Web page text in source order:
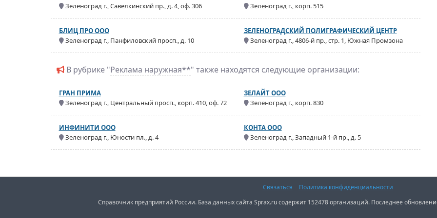
Зеленоград г., Савелкинский пр., д. 4, оф. 306
Зеленоград г., корп. 515
БЛИЦ ПРО ООО
Зеленоград г., Панфиловский просп., д. 10
ЗЕЛЕНОГРАДСКИЙ ПОЛИГРАФИЧЕСКИЙ ЦЕНТР
Зеленоград г., 4806-й пр., стр. 1, Южная Промзона
В рубрике "Реклама наружная**" также находятся следующие организации:
ГРАН ПРИМА
Зеленоград г., Центральный просп., корп. 410, оф. 72
ЗЕЛАЙТ ООО
Зеленоград г., корп. 830
ИНФИНИТИ ООО
Зеленоград г., Юности пл., д. 4
КОНТА ООО
Зеленоград г., Западный 1-й пр., д. 5
Связаться
Политика конфиденциальности
Справочник предприятий России. База данных сайта Sprax.ru содержит 152478 организаций. Последнее